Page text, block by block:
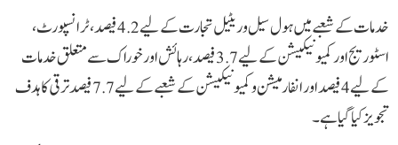
خدمات کے شعبے میں ہول سیل و ریٹیل تجارت کے لیے 4.2 فیصد، ٹرانسپورٹ،
اسٹوریج اور کمیونیکیشن کے لیے 3.7 فیصد، رہائش اور خوراک سے متعلق خدمات
کے لیے 4 فیصد اور انفارمیشن و کمیونیکیشن کے شعبے کے لیے 7.7 فیصد ترقی کا ہدف
تجویز کیا گیا ہے۔